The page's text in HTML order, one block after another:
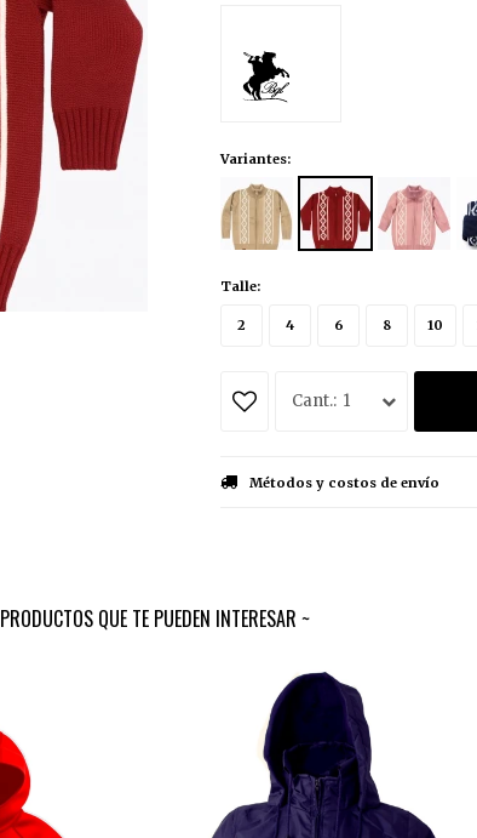
Variantes:
Talle:
2 4 6 8 10
1
Métodos y costos de envío
PRODUCTOS QUE TE PUEDEN INTERESAR